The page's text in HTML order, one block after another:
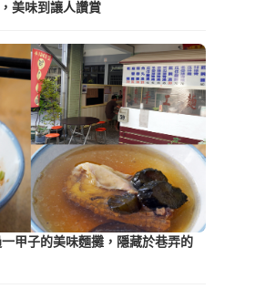
美味到讓人讚賞
甲子的美味麵攤，隱藏於巷弄的